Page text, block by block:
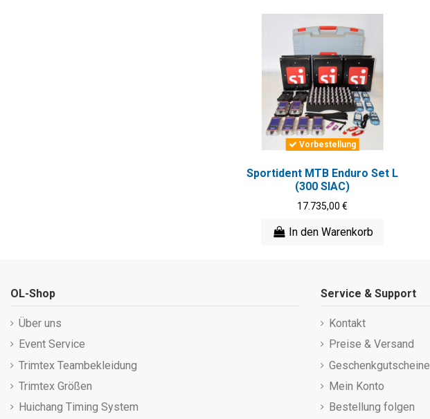
Vorbestellung
Sportident MTB Enduro Set L
(300 SIAC)
17.735,00 €
In den Warenkorb
OL-Shop
Über uns
Event Service
Trimtex Teambekleidung
Trimtex Größen
Huichang Timing System
Service & Support
Kontakt
Preise & Versand
Geschenkgutscheine
Mein Konto
Bestellung folgen